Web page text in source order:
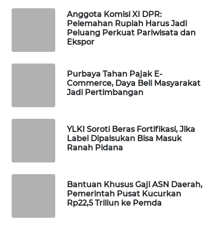
Anggota Komisi XI DPR:
Pelemahan Rupiah Harus Jadi
Peluang Perkuat Pariwisata dan
Ekspor
Purbaya Tahan Pajak E-
Commerce, Daya Beli Masyarakat
Jadi Pertimbangan
YLKI Soroti Beras Fortifikasi, Jika
Label Dipalsukan Bisa Masuk
Ranah Pidana
Bantuan Khusus Gaji ASN Daerah,
Pemerintah Pusat Kucurkan
Rp22,5 Triliun ke Pemda
WAHANA
OTOMOTIF